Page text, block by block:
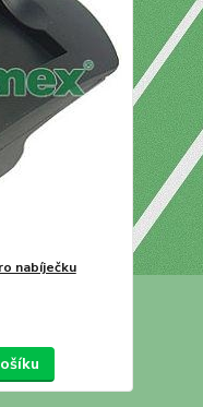
nabíječku